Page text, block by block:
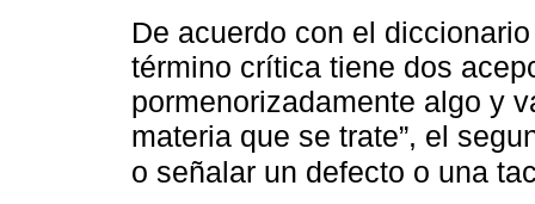
De acuerdo con el
término crítica tiene dos
pormenorizadamente algo y
materia que se trate”, el
o señalar un defecto o una